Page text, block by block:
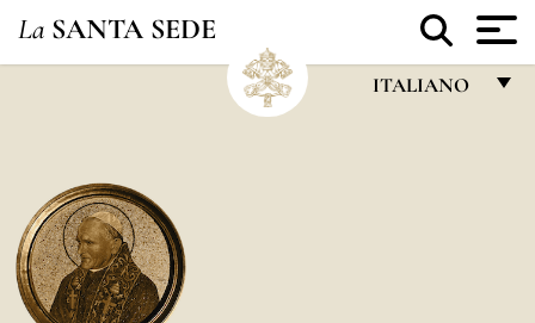
La SANTA SEDE
ITALIANO